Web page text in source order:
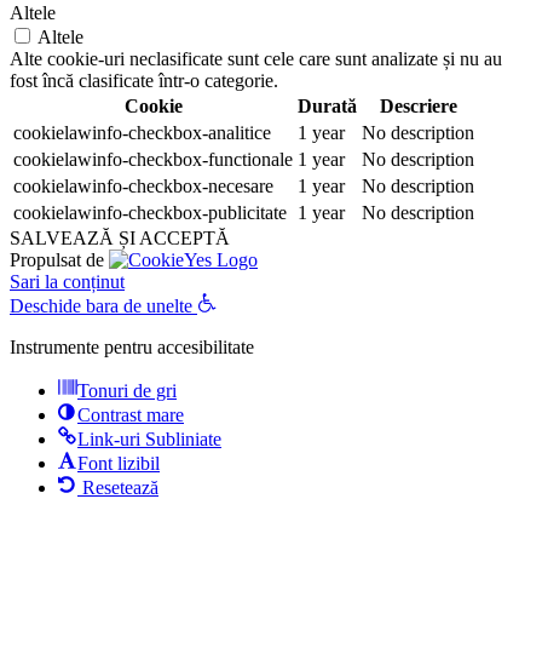
Altele
Altele
Alte cookie-uri neclasificate sunt cele care sunt analizate și nu au
fost încă clasificate într-o categorie.
Cookie
Durată
Descriere
cookielawinfo-checkbox-analitice
1 year
No description
cookielawinfo-checkbox-functionale 1 year
No description
cookielawinfo-checkbox-necesare
1 year
No description
cookielawinfo-checkbox-publicitate 1 year
No description
SALVEAZĂ ȘI ACCEPTĂ
Propulsat de
Sari la conținut
Deschide bara de unelte
Instrumente pentru accesibilitate
Tonuri de gri
Contrast mare
Link-uri Subliniate
Font lizibil
Resetează